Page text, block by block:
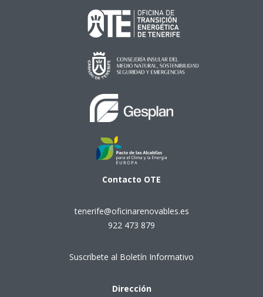
Contacto OTE
tenerife@oficinarenovables.es
922 473 879
Suscríbete al Boletín Informativo
Dirección